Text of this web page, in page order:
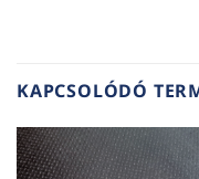
KAPCSOLÓDÓ